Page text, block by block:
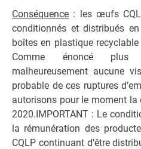
Conséquence : les œufs
conditionnés et distribués
boîtes en plastique
Comme énoncé plus
malheureusement aucune
probable de ces ruptures
autorisons pour le moment la
2020.IMPORTANT : Le
la rémunération des
CQLP continuant d’être